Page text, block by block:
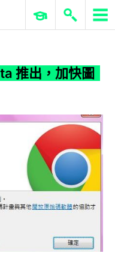
ERP 與商業 AI
推出，加快圖